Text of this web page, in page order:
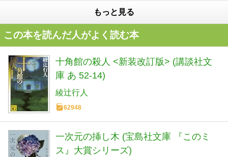
もっと見る
この本を読んだ人がよく読む本
十角館の殺人 <新装改訂版> (講談社文
庫 あ 52-14)
綾辻行人
62948
一次元の挿し木 (宝島社文庫 『このミ
ス』大賞シリーズ)